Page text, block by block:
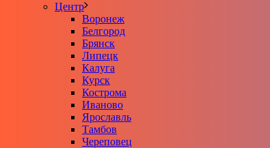
Центр
Воронеж
Белгород
Брянск
Липецк
Калуга
Курск
Кострома
Иваново
Ярославль
Тамбов
Череповец